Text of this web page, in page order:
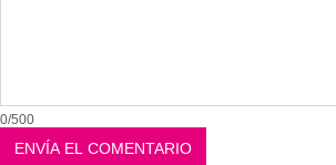
0/500